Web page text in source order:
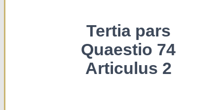
Tertia pars
Quaestio 74
Articulus 2